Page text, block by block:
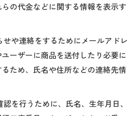
の代金などに関する情報を表示す
や連絡をするためにメールアドレ
ーザーに商品を送付したり必要に
ため、氏名や住所などの連絡先情
を行うために、氏名、生年月日、